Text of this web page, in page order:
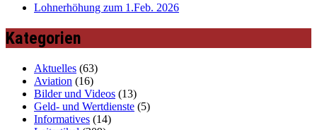
Lohnerhöhung zum 1.Feb. 2026
Kategorien
Aktuelles (63)
Aviation (16)
Bilder und Videos (13)
Geld- und Wertdienste (5)
Informatives (14)